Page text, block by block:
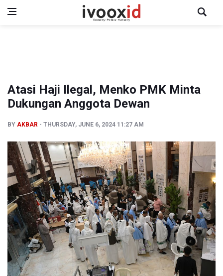
Atasi Haji Ilegal, Menko PMK Minta
Dukungan Anggota Dewan
BY AKBAR THURSDAY, JUNE 6, 2024 11:27 AM